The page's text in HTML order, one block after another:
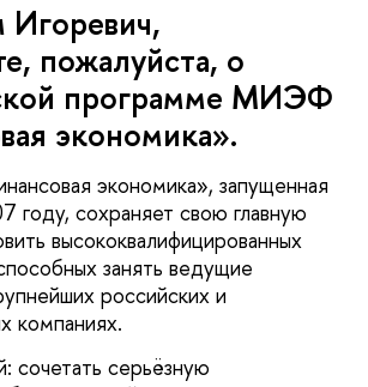
пожалуйста, о
программе МИЭФ
экономика».
экономика», запущенная
году, сохраняет свою главную
высококвалифицированных
занять ведущие
российских и
компаниях.
сочетать серьёзную